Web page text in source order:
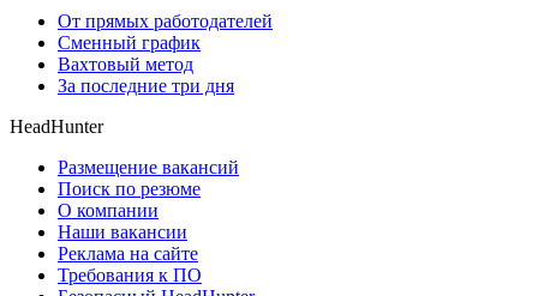
От прямых работодателей
Сменный график
Вахтовый метод
За последние три дня
HeadHunter
Размещение вакансий
Поиск по резюме
О компании
Наши вакансии
Реклама на сайте
Требования к ПО